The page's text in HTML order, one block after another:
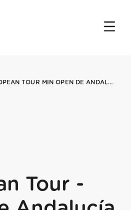
EUROPEAN TOUR MIN OPEN DE ANDALUCIA 27032011 MALAGA
Tour -